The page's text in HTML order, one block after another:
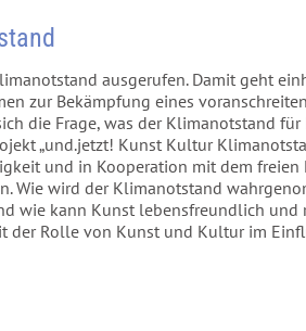
ausgerufen. Damit geht
zur Bekämpfung eines
die Frage, was der Klimanotstand
„und.jetzt! Kunst Kultur
und in Kooperation mit dem freien
Wie wird der Klimanotstand
wie kann Kunst lebensfreundlich und
der Rolle von Kunst und Kultur im